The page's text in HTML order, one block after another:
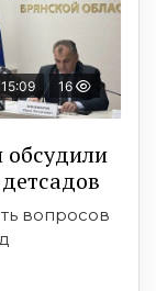
16
обсудили
вопросов